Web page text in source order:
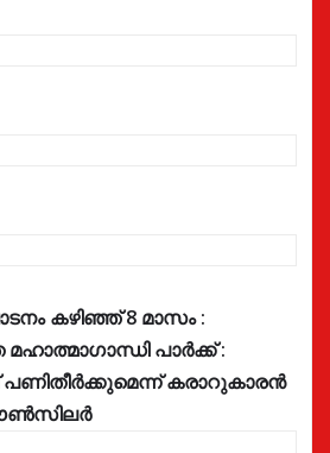
കഴിഞ്ഞ് 8 മാസം :
പാർക്ക് :
കരാറുകാരൻ